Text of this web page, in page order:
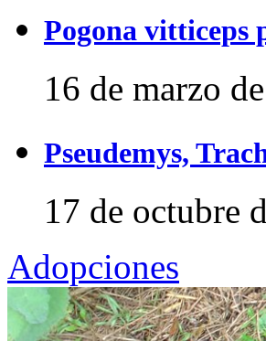
Pogona vitticeps
16 de marzo
Pseudemys,
17 de octubre
Adopciones